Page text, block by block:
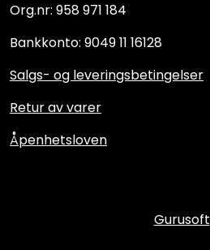
Org.nr: 958 971 184
Bankkonto: 9049 11 16128
Salgs- og leveringsbetingelser
Retur av varer
Åpenhetsloven
Gurusoft